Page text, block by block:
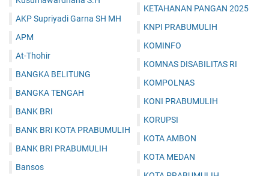
AKP Supriyadi Garna SH MH
APM
At-Thohir
BANGKA BELITUNG
BANGKA TENGAH
BANK BRI
BANK BRI KOTA PRABUMULIH
BANK BRI PRABUMULIH
Bansos
KETAHANAN PANGAN 2025
KNPI PRABUMULIH
KOMINFO
KOMNAS DISABILITAS RI
KOMPOLNAS
KONI PRABUMULIH
KORUPSI
KOTA AMBON
KOTA MEDAN